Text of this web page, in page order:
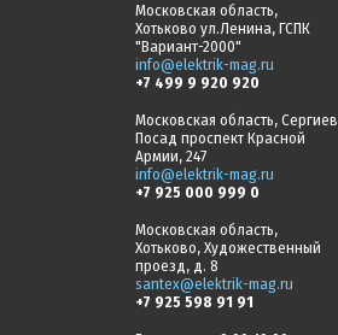
Московская область,
Хотьково ул.Ленина, ГСПК
"Вариант-2000"
info@elektrik-mag.ru
+7 499 9 920 920
Московская область, Сергиев
Посад проспект Красной
Армии, 247
info@elektrik-mag.ru
+7 925 000 999 0
Московская область,
Хотьково, Художественный
проезд, д. 8
santex@elektrik-mag.ru
+7 925 598 91 91